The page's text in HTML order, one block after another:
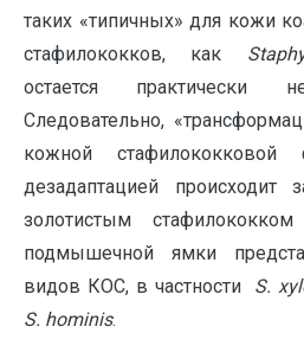
таких «типичных» для кожи
стафилококков, как
остается практически
Следовательно,
кожной
дезадаптацией происходит
золотистым
подмышечной ямки
видов КОС, в частности S.
S. hominis.